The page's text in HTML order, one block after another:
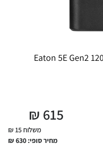
615
₪
משלוח 15 ₪
מחיר סופי: 630
₪